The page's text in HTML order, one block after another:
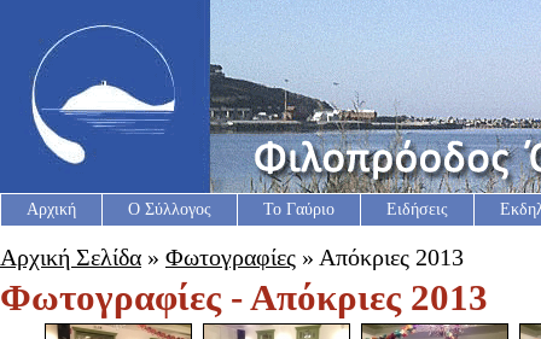
Αρχική Ο Σύλλογος Το Γαύριο Ειδήσεις
Αρχική Σελίδα » Φωτογραφίες » Απόκριες 2013
Φωτογραφίες - Απόκριες 2013